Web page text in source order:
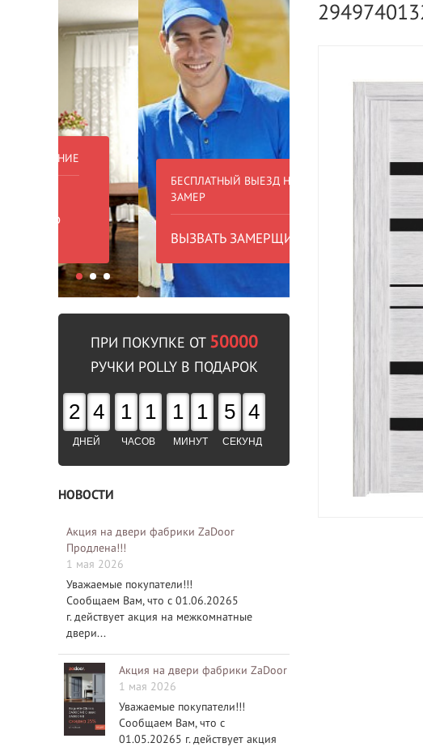
БЕСПЛАТНЫЙ ВЫЕЗД НА
ЗАМЕР
ВЫЗВАТЬ ЗАМЕРЩИКА
ПРИ ПОКУПКЕ ОТ 50000
РУЧКИ POLLY В ПОДАРОК
2 4
ДНЕЙ
1 1
ЧАСОВ
1 1
МИНУТ
5 3
СЕКУНД
НОВОСТИ
Акция на двери фабрики ZaDoor
Продлена!!!
1 мая 2026
Уважаемые покупатели!!!
Сообщаем Вам, что с 01.06.20265
г. действует акция на межкомнатные
двери...
Акция на двери фабрики ZaDoor
1 мая 2026
Уважаемые покупатели!!!
Сообщаем Вам, что с
01.05.20265 г. действует акция